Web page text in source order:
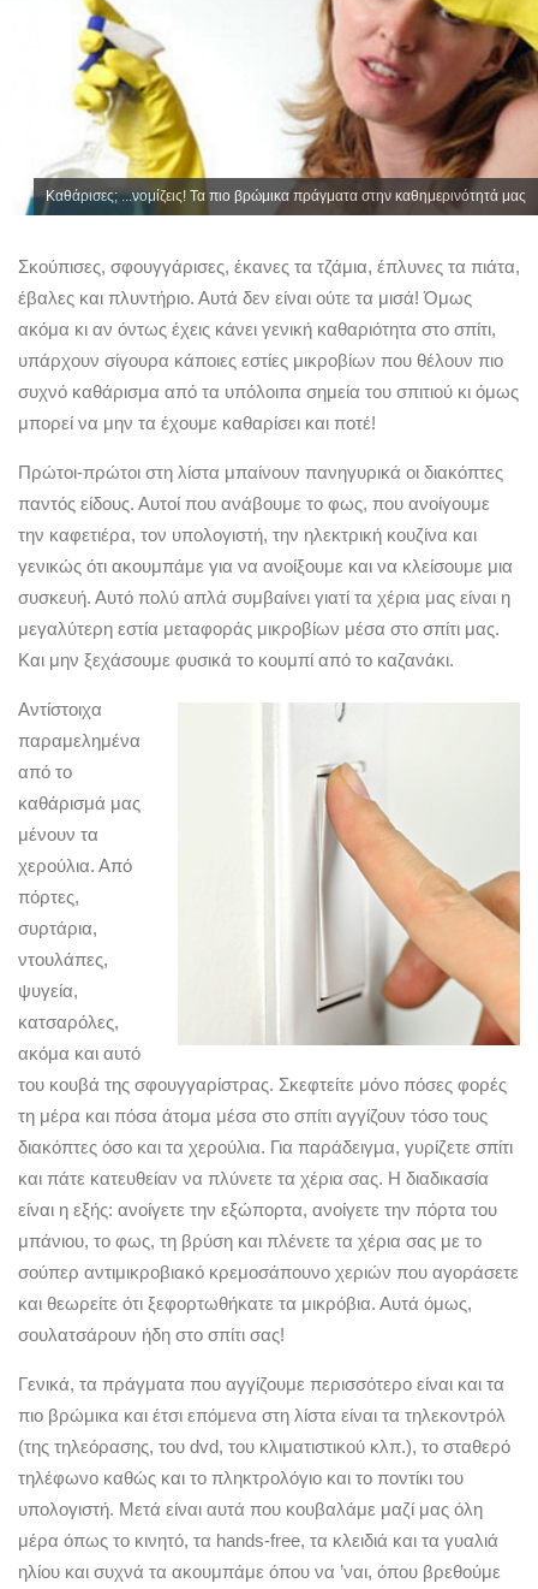
Καθάρισες; ...νομίζεις! Τα πιο βρώμικα πράγματα στην καθημερινότητά μας
Σκούπισες, σφουγγάρισες, έκανες τα τζάμια, έπλυνες τα πιάτα,
έβαλες και πλυντήριο. Αυτά δεν είναι ούτε τα μισά! Όμως
ακόμα κι αν όντως έχεις κάνει γενική καθαριότητα στο σπίτι,
υπάρχουν σίγουρα κάποιες εστίες μικροβίων που θέλουν πιο
συχνό καθάρισμα από τα υπόλοιπα σημεία του σπιτιού κι όμως
μπορεί να μην τα έχουμε καθαρίσει και ποτέ!
Πρώτοι-πρώτοι στη λίστα μπαίνουν πανηγυρικά οι διακόπτες
παντός είδους. Αυτοί που ανάβουμε το φως, που ανοίγουμε
την καφετιέρα, τον υπολογιστή, την ηλεκτρική κουζίνα και
γενικώς ότι ακουμπάμε για να ανοίξουμε και να κλείσουμε μια
συσκευή. Αυτό πολύ απλά συμβαίνει γιατί τα χέρια μας είναι η
μεγαλύτερη εστία μεταφοράς μικροβίων μέσα στο σπίτι μας.
Και μην ξεχάσουμε φυσικά το κουμπί από το καζανάκι.
Αντίστοιχα
παραμελημένα
από το
καθάρισμά μας
μένουν τα
χερούλια. Από
πόρτες,
συρτάρια,
ντουλάπες,
ψυγεία,
κατσαρόλες,
ακόμα και αυτό
του κουβά της σφουγγαρίστρας. Σκεφτείτε μόνο πόσες φορές
τη μέρα και πόσα άτομα μέσα στο σπίτι αγγίζουν τόσο τους
διακόπτες όσο και τα χερούλια. Για παράδειγμα, γυρίζετε σπίτι
και πάτε κατευθείαν να πλύνετε τα χέρια σας. Η διαδικασία
είναι η εξής: ανοίγετε την εξώπορτα, ανοίγετε την πόρτα του
μπάνιου, το φως, τη βρύση και πλένετε τα χέρια σας με το
σούπερ αντιμικροβιακό κρεμοσάπουνο χεριών που αγοράσετε
και θεωρείτε ότι ξεφορτωθήκατε τα μικρόβια. Αυτά όμως,
σουλατσάρουν ήδη στο σπίτι σας!
Γενικά, τα πράγματα που αγγίζουμε περισσότερο είναι και τα
πιο βρώμικα και έτσι επόμενα στη λίστα είναι τα τηλεκοντρόλ
(της τηλεόρασης, του dvd, του κλιματιστικού κλπ.), το σταθερό
τηλέφωνο καθώς και το πληκτρολόγιο και το ποντίκι του
υπολογιστή. Μετά είναι αυτά που κουβαλάμε μαζί μας όλη
μέρα όπως το κινητό, τα hands-free, τα κλειδιά και τα γυαλιά
ηλίου και συχνά τα ακουμπάμε όπου να ’ναι, όπου βρεθούμε